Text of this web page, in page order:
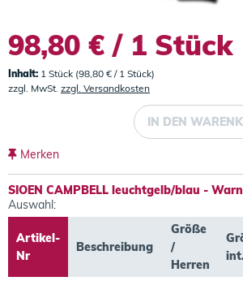
98,80 € / 1 Stück
Inhalt: 1 Stück (98,80 € / 1 Stück)
zzgl. MwSt. zzgl. Versandkosten
IN DEN
Merken
SIOEN CAMPBELL leuchtgelb/blau -
Auswahl:
Artikel-
Nr
Beschreibung
Größe
/
Herren